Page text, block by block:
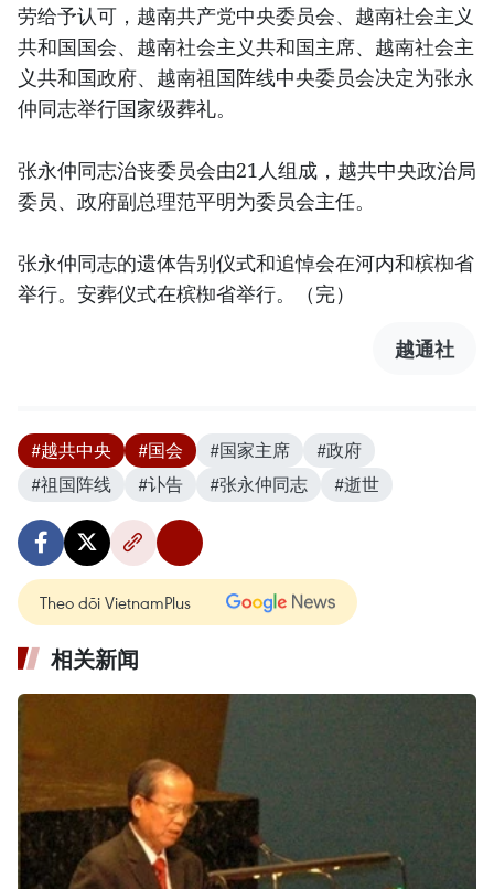
劳给予认可，越南共产党中央委员会、越南社会主义
共和国国会、越南社会主义共和国主席、越南社会主
义共和国政府、越南祖国阵线中央委员会决定为张永
仲同志举行国家级葬礼。
张永仲同志治丧委员会由21人组成，越共中央政治局
委员、政府副总理范平明为委员会主任。
张永仲同志的遗体告别仪式和追悼会在河内和槟椥省
举行。安葬仪式在槟椥省举行。（完）
越通社
#越共中央 #国会 #国家主席
#政府
#祖国阵线
#讣告 #张永仲同志 #逝世
Theo dõi VietnamPlus
相关新闻